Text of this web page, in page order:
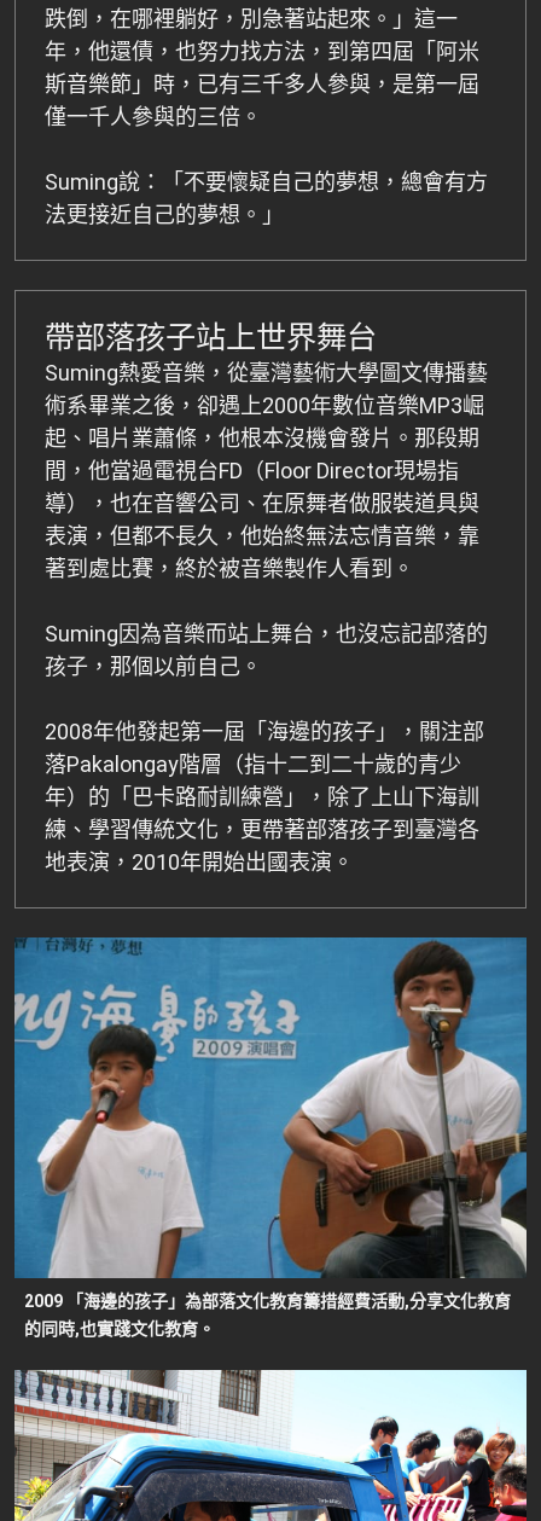
跌倒，在哪裡躺好，別急著站起來。」這一
年，他還債，也努力找方法，到第四屆「阿米
斯音樂節」時，已有三千多人參與，是第一屆
僅一千人參與的三倍。
Suming說：「不要懷疑自己的夢想，總會有方
法更接近自己的夢想。」
帶部落孩子站上世界舞台
Suming熱愛音樂，從臺灣藝術大學圖文傳播藝
術系畢業之後，卻遇上2000年數位音樂MP3崛
起、唱片業蕭條，他根本沒機會發片。那段期
間，他當過電視台FD（Floor Director現場指
導），也在音響公司、在原舞者做服裝道具與
表演，但都不長久，他始終無法忘情音樂，靠
著到處比賽，終於被音樂製作人看到。
Suming因為音樂而站上舞台，也沒忘記部落的
孩子，那個以前自己。
2008年他發起第一屆「海邊的孩子」，關注部
落Pakalongay階層（指十二到二十歲的青少
年）的「巴卡路耐訓練營」，除了上山下海訓
練、學習傳統文化，更帶著部落孩子到臺灣各
地表演，2010年開始出國表演。
2009 「海邊的孩子」為部落文化教育籌措經費活動,分享文化教育
的同時,也實踐文化教育。